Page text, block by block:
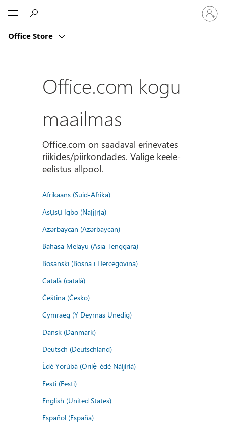
Office Store
Logige
sisse
oma
Office.com kogu
maailmas
Office.com on saadaval erinevates
riikides/piirkondades. Valige keele-
eelistus allpool.
Afrikaans (Suid-Afrika)
Asụsụ Igbo (Naịjịrịa)
Azərbaycan (Azərbaycan)
Bahasa Melayu (Asia Tenggara)
Bosanski (Bosna i Hercegovina)
Català (català)
Čeština (Česko)
Cymraeg (Y Deyrnas Unedig)
Dansk (Danmark)
Deutsch (Deutschland)
Èdè Yorùbá (Orilẹ̀-èdè Nàìjíríà)
Eesti (Eesti)
English (United States)
Español (España)